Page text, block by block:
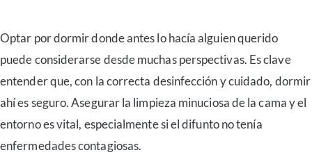
Optar por dormir donde antes lo hacía alguien querido
puede considerarse desde muchas perspectivas. Es clave
entender que, con la correcta desinfección y cuidado, dormir
ahí es seguro. Asegurar la limpieza minuciosa de la cama y el
entorno es vital, especialmente si el difunto no tenía
enfermedades contagiosas.